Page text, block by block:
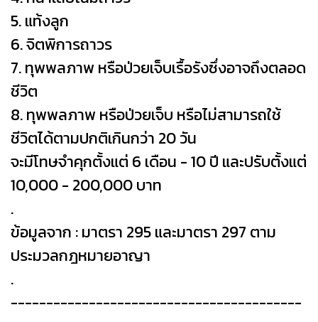
5. แท้งลูก
6. จิตพิการถาวร
7. ทุพพลภาพ หรือป่วยเจ็บเรื้อรังซึ่งอาจถึงตลอด
ชีวิต
8. ทุพพลภาพ หรือป่วยเจ็บ หรือไม่สามารถใช้
ชีวิตได้ตามปกติเกินกว่า 20 วัน
จะมีโทษจำคุกตั้งแต่ 6 เดือน - 10 ปี และปรับตั้งแต่
10,000 - 200,000 บาท
.
ข้อมูลจาก : มาตรา 295 และมาตรา 297 ตาม
ประมวลกฎหมายอาญา
.
-----------------------------------------